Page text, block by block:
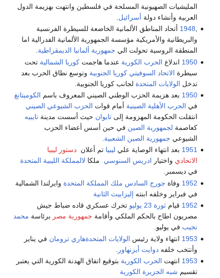
المليشيات الصهيونية المسلحة في فلسطين وانتهت بهزيمة الدول
العربية وأنشاء دولة أسرائيل
,
1948 أتحاد المناطق الألمانية الخاضعة للسيطرة الفرنسية
والبريطانية والأمريكية مؤسسة الجمهورية الألمانية الفدرالية اما
المنطقة الروسية تحولت الي جمهورية ألمانيا الديمقراطية.
1950 اندلاع الحرب الكورية عندما هاجمتكوريا الشمالية تحت
سيطرة الاتحاد السوفيتي كوريا الجنوبية وتوسع نطاق الحرب بعد
تدخل الولايات المتحدة لجانب كوريا الجنوبية.
1950 بعد هزيمة الحزب الوطني الصيني المعروف باسم الكوميتانغ
في الحرب الأهلية الصينية أمام قوات الحزب الشيوعي الصيني
انتقلت الحكومة المهزومة إلىتايوان حيث أسست مدينةتايبيه
كعاصمة لجمهورية الصين في حين أسس أعضاء الحزب
الشيوعي جمهورية الصين الشعبية
1951 بعد انتهاء الوصاية علي ليبيا تم أعلاندستور ليبيا
الاتحادي واختيار ادريس السنوسي ملكا لالمملكة الليبية المتحدة
في ديسمبر.
1952 وفاة جورج السادس ملك المملكة المتحدة وايرلندا الشمالية
في فبراير وخلفه ابنته إليزابيث الثانية
1952 قيامثورة 23 يوليو
تحرك عسكري قاده ضباط جيش
مصريون اطاح بالحكم الملكي وأقامة جمهورية مصر برئاسة محمد
نجيب في يوليو.
1953 انتهاء ولاية رئيس الولايات المتحدةهاري ترومان في يناير
وأنتخب خلفهدوايت أيزنهاور
1953 انتهت الحرب الكورية بتوقيع اتفاق الهدنة الكورية التي يعتبر
تقسيم شبه الجزيرة الكورية